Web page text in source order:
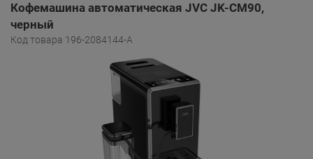
Кофемашина автоматическая JVC JK-CM90,
черный
Код товара 196-2084144-A